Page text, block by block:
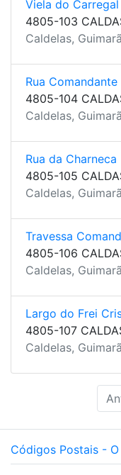
Viela do Carregal
4805-103
Caldelas,
Rua
4805-104
Caldelas,
Rua da Charneca
4805-105
Caldelas,
Travessa
4805-106
Caldelas,
Largo do Frei
4805-107
Caldelas,
Códigos Postais -